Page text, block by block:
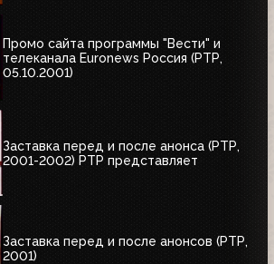
Промо сайта программы "Вести" и
телеканала Euronews Россия (РТР,
05.10.2001)
Заставка перед и после анонса (РТР,
2001-2002) РТР представляет
Заставка перед и после анонсов (РТР,
2001)